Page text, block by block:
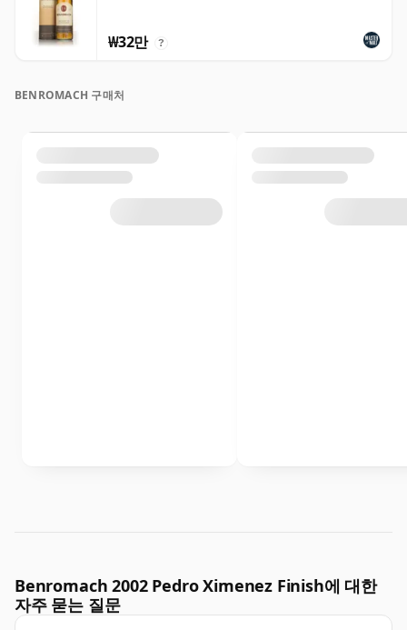
₩32만 ?
BENROMACH 구매처
Benromach 2002 Pedro Ximenez Finish에 대한
자주 묻는 질문